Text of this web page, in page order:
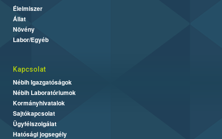
Élelmiszer
Állat
Növény
Labor/Egyéb
Kapcsolat
Nébih Igazgatóságok
Nébih Laboratóriumok
Kormányhivatalok
Sajtókapcsolat
Ügyfélszolgálat
Hatósági jogsegély